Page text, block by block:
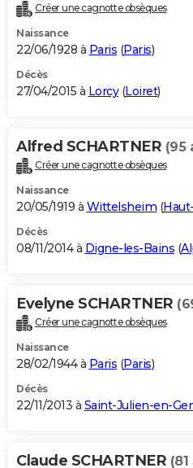
Créer une cagnotte obsèques
Naissance
22/06/1928 à Paris (Paris)
Décès
27/04/2015 à Lorcy(Loiret)
Alfred SCHARTNER (95
Créer une cagnotte obsèques
Naissance
20/05/1919 à Wittelsheim (
Décès
08/11/2014 à Digne-les-Bains (
Evelyne SCHARTNER
Créer une cagnotte obsèques
Naissance
28/02/1944 à Paris (Paris)
Décès
22/11/2013 à Saint-Julien-en-
Claude SCHARTNER (81